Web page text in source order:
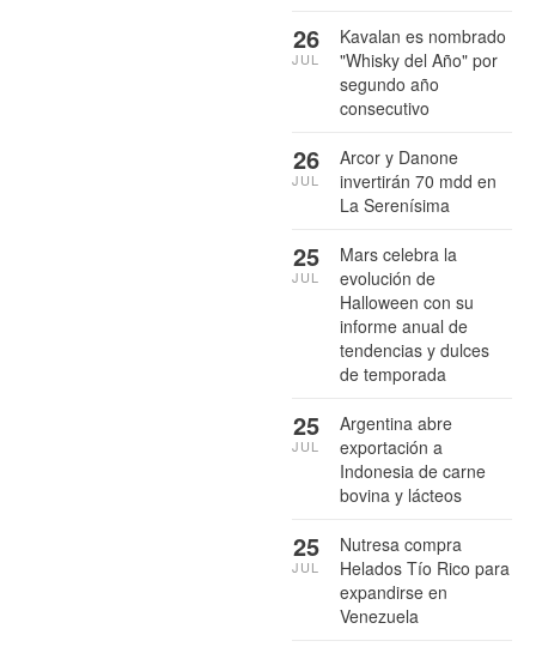
Kavalan es nombrado
"Whisky del Año" por
segundo año
consecutivo
26
JUL
Arcor y Danone
invertirán 70 mdd en
La Serenísima
26
JUL
Mars celebra la
evolución de
Halloween con su
informe anual de
tendencias y dulces
de temporada
25
JUL
Argentina abre
exportación a
Indonesia de carne
bovina y lácteos
25
JUL
Nutresa compra
Helados Tío Rico para
expandirse en
Venezuela
25
JUL